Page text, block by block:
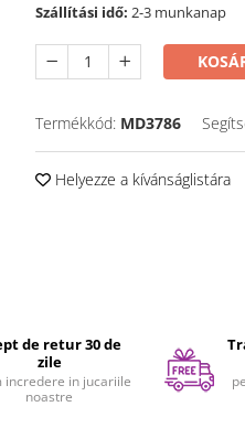
Szállítási idő: 2-3 munkanap
Termékkód: MD3786
Helyezze a kívánságlistára
de retur 30 de
zile
incredere in jucariile
noastre